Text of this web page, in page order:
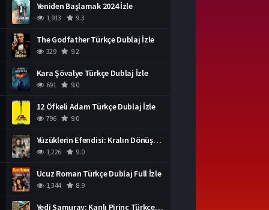
Yeniden Başlamak 2024 İzle
1,913 9.3
The Godfather Türkçe Dublaj İzle
329 9.2
Kara Şövalye Türkçe Dublaj İzle
691 9.0
12 Öfkeli Adam Türkçe Dublaj İzle
796 9.0
Yüzüklerin Efendisi: Kralın Dönüşü İzle
1,226 9.0
Ucuz Roman Türkçe Dublaj Full İzle
1,344 8.9
Yedi Samuray: Kanlı Pirinç Türkçe Dublaj İzle